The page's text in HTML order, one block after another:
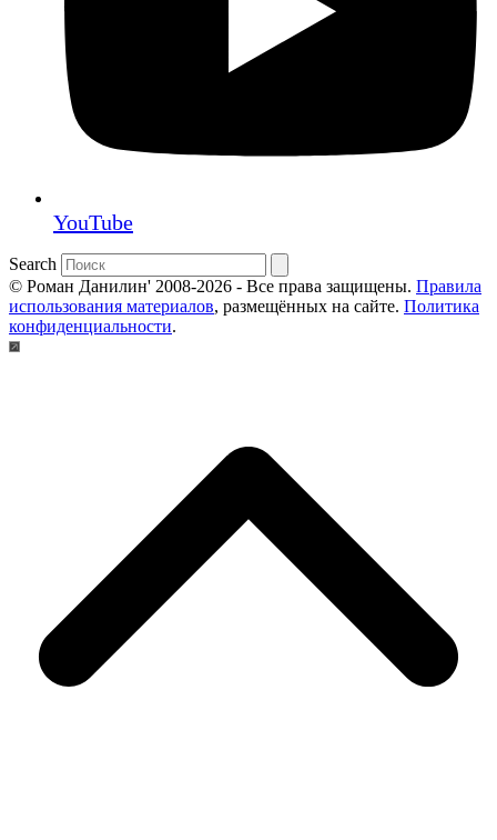
YouTube
Search
© Роман Данилин' 2008-2026 - Все права защищены. Правила
использования материалов, размещённых на сайте. Политика
конфиденциальности.